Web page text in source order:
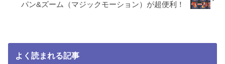
パン&ズーム（マジックモーション）が超便利！
よく読まれる記事